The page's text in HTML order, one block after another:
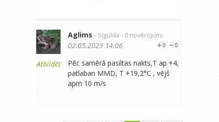
Atbildēt
Aglims - Sigulda - 0 novērojumi
0
0
02.05.2023 14:06
Pēc samērā pasiltas nakts,T ap +4,
patlaban MMD, T +19,2°C , vējš
apm 10 m/s